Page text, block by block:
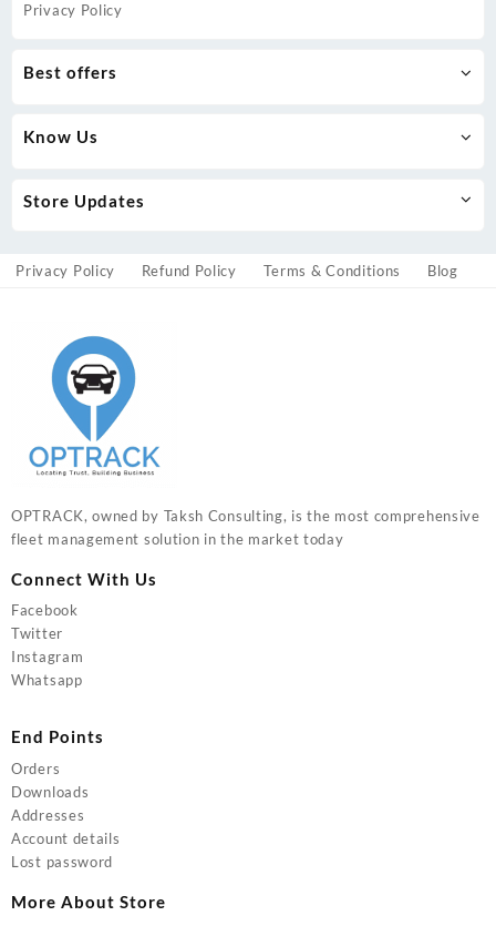
Privacy Policy
Best offers
Know Us
Store Updates
Privacy Policy Refund Policy Terms & Conditions Blog
OPTRACK, owned by Taksh Consulting, is the most comprehensive
fleet management solution in the market today
Connect With Us
Facebook
Twitter
Instagram
Whatsapp
End Points
Orders
Downloads
Addresses
Account details
Lost password
More About Store